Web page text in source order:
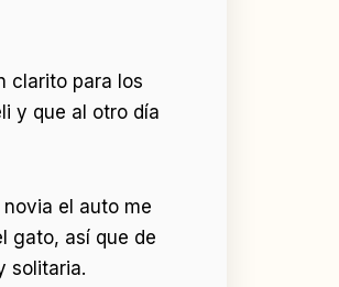
clarito para los
y que al otro día
el auto me
gato, así que de
solitaria.